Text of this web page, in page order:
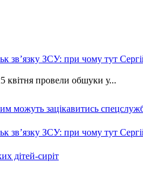
зв’язку ЗСУ: при чому тут
квітня провели обшуки у...
можуть зацікавитись
зв’язку ЗСУ: при чому тут
дітей-сиріт